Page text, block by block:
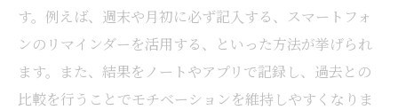
す。例えば、週末や月初に必ず記入する、スマートフォ
ンのリマインダーを活用する、といった方法が挙げられ
ます。また、結果をノートやアプリで記録し、過去との
比較を行うことでモチベーションを維持しやすくなりま